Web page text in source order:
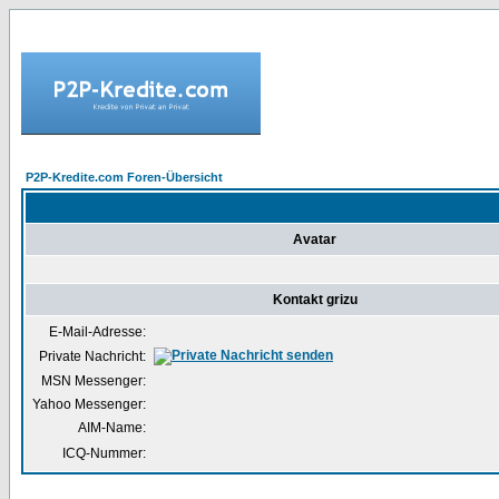
P2P-Kredite.com Foren-Übersicht
Avatar
Kontakt grizu
E-Mail-Adresse:
Private Nachricht:
MSN Messenger:
Yahoo Messenger:
AIM-Name:
ICQ-Nummer: